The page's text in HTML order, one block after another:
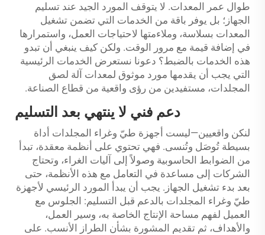
طوال عمر المعدات. لا يتوقف المورد الجيد عند تسليم
الجهاز؛ بل يوفر باقة من الخدمات التي تضمن تشغيل
المعدات بسلاسة، وملاءمتها لاحتياجات العمل، واستمرارها
في إضافة قيمة مع مرور الوقت. ولكن كيف ينبغي أن تبدو
هذه الخدمات بالضبط؟ دعونا نستعرض الخدمات الرئيسية
التي يجب أن يقدمها مورد موثوق لمعدات آلة لصق
المجلدات، مستفيدين من رؤى واقعية من قطاع الصناعة.
دعم فني لا ينتهي بعد التسليم
لنكن واقعيين—ليست أجهزة طيّ وغراء المجلدات أداة
بسيطة تُوصَل وتُنسى. فهي تحتوي على أنظمة معقدة، تبدأ
من الضوابط الحاسوبية وصولاً إلى آليات الغراء، وتحتاج
الشركات إلى مساعدة في التعامل مع هذه الأنظمة، حتى
بعد بدء تشغيل الجهاز. يجب أن يبدأ المورد الرئيسي لأجهزة
طيّ وغراء المجلدات بالدعم قبل التسليم: الجلوس مع
العميل لفهم مساحة الإنتاج الخاصة به، وسير العمل،
والأهداف، ثم تقديم المشورة بشأن الطراز الأنسب. على